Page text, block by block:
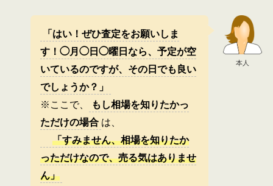
本人
「はい！ぜひ査定をお願いしま
す！◯月◯日◯曜日なら、予定が空
いているのですが、その日でも良い
でしょうか？」
※ここで、
もし相場を知りたかっ
ただけの場合 は、
「すみません、相場を知りたか
っただけなので、売る気はありませ
ん」